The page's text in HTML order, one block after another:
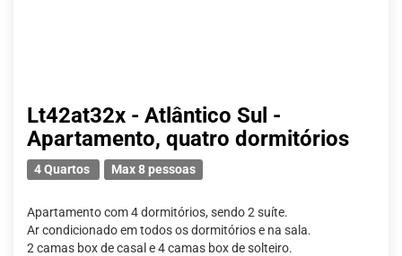
Lt42at32x - Atlântico Sul -
Apartamento, quatro dormitórios
4 Quartos Max 8 pessoas
Apartamento com 4 dormitórios, sendo 2 suíte.
Ar condicionado em todos os dormitórios e na sala.
2 camas box de casal e 4 camas box de solteiro.